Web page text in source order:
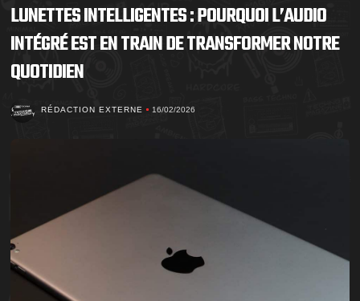
LUNETTES INTELLIGENTES : POURQUOI L’AUDIO
INTÉGRÉ EST EN TRAIN DE TRANSFORMER NOTRE
QUOTIDIEN
RÉDACTION EXTERNE 16/02/2026